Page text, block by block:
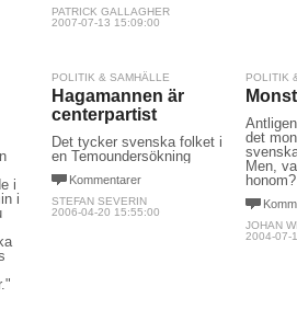
PATRICK GALLAGHER
2007-07-13 15:09:00
i
i
POLITIK & SAMHÄLLE
Hagamannen är
centerpartist
Det tycker svenska folket i
en Temoundersökning
Kommentarer
STEFAN SEVERIN
2006-04-20 15:55:00
POLITIK
det
Men,
honom?
JOHAN
2004-07-